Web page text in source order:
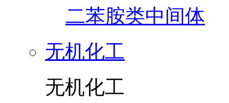
二苯胺类中间体
无机化工
无机化工